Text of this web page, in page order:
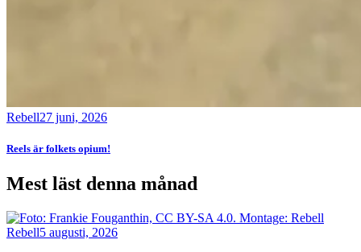
Rebell27 juni, 2026
Reels är folkets opium!
Mest läst denna månad
Bild
Rebell5 augusti, 2026